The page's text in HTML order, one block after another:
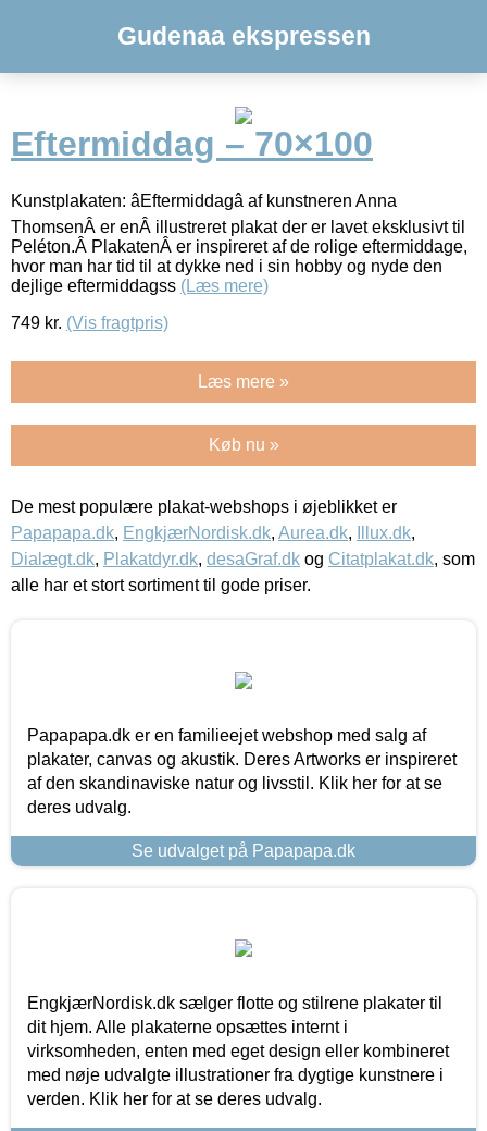
Gudenaa ekspressen
Eftermiddag – 70×100
Kunstplakaten: âEftermiddagâ af kunstneren Anna
ThomsenÂ er enÂ illustreret plakat der er lavet eksklusivt til
Peléton.Â PlakatenÂ er inspireret af de rolige eftermiddage,
hvor man har tid til at dykke ned i sin hobby og nyde den
dejlige eftermiddagss (Læs mere)
749 kr. (Vis fragtpris)
Læs mere »
Køb nu »
De mest populære plakat-webshops i øjeblikket er
Papapapa.dk, EngkjærNordisk.dk, Aurea.dk, Illux.dk,
Dialægt.dk, Plakatdyr.dk, desaGraf.dk og Citatplakat.dk, som
alle har et stort sortiment til gode priser.
Papapapa.dk er en familieejet webshop med salg af
plakater, canvas og akustik. Deres Artworks er inspireret
af den skandinaviske natur og livsstil. Klik her for at se
deres udvalg.
Se udvalget på Papapapa.dk
EngkjærNordisk.dk sælger flotte og stilrene plakater til
dit hjem. Alle plakaterne opsættes internt i
virksomheden, enten med eget design eller kombineret
med nøje udvalgte illustrationer fra dygtige kunstnere i
verden. Klik her for at se deres udvalg.